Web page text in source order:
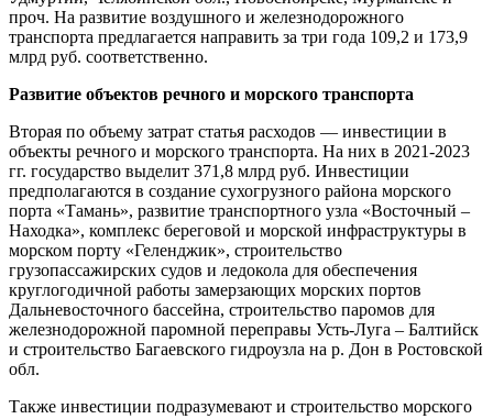
проч. На развитие воздушного и железнодорожного
транспорта предлагается направить за три года 109,2 и 173,9
млрд руб. соответственно.
Развитие объектов речного и морского транспорта
Вторая по объему затрат статья расходов — инвестиции в
объекты речного и морского транспорта. На них в 2021-2023
гг. государство выделит 371,8 млрд руб. Инвестиции
предполагаются в создание сухогрузного района морского
порта «Тамань», развитие транспортного узла «Восточный –
Находка», комплекс береговой и морской инфраструктуры в
морском порту «Геленджик», строительство
грузопассажирских судов и ледокола для обеспечения
круглогодичной работы замерзающих морских портов
Дальневосточного бассейна, строительство паромов для
железнодорожной паромной переправы Усть-Луга – Балтийск
и строительство Багаевского гидроузла на р. Дон в Ростовской
обл.
Также инвестиции подразумевают и строительство морского